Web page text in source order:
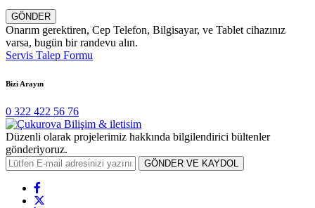
GÖNDER
Onarım gerektiren, Cep Telefon, Bilgisayar, ve Tablet cihazınız
varsa, bugün bir randevu alın.
Servis Talep Formu
Bizi Arayın
0 322 422 56 76
Düzenli olarak projelerimiz hakkında bilgilendirici bültenler
gönderiyoruz.
GÖNDER VE KAYDOL